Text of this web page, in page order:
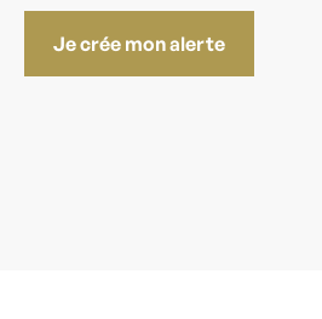
Je crée mon alerte